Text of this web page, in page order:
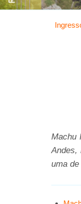
Machu
Andes,
uma